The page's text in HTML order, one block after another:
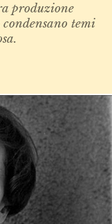
produzione
temi